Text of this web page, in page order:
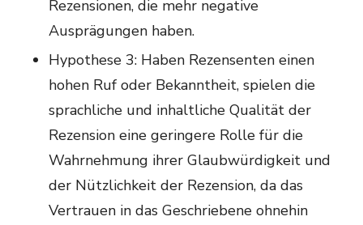
Rezensionen, die mehr negative
Ausprägungen haben.
Hypothese 3: Haben Rezensenten einen
hohen Ruf oder Bekanntheit, spielen die
sprachliche und inhaltliche Qualität der
Rezension eine geringere Rolle für die
Wahrnehmung ihrer Glaubwürdigkeit und
der Nützlichkeit der Rezension, da das
Vertrauen in das Geschriebene ohnehin